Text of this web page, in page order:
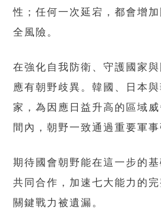
性；任何一次延宕，都會增
全風險。
在強化自我防衛、守護國家
應有朝野歧異。韓國、日本
家，為因應日益升高的區域
間內，朝野一致通過重要軍事
期待國會朝野能在這一步的基
共同合作，加速七大能力的
關鍵戰力被遺漏。